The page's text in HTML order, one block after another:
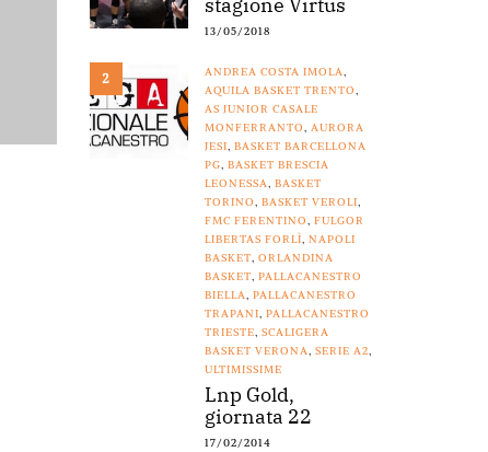
stagione Virtus
13/05/2018
2 ANDREA COSTA IMOLA,
AQUILA BASKET TRENTO,
AS JUNIOR CASALE
MONFERRANTO, AURORA
JESI, BASKET BARCELLONA
PG, BASKET BRESCIA
LEONESSA, BASKET
TORINO, BASKET VEROLI,
FMC FERENTINO, FULGOR
LIBERTAS FORLÌ, NAPOLI
BASKET, ORLANDINA
BASKET, PALLACANESTRO
BIELLA, PALLACANESTRO
TRAPANI, PALLACANESTRO
TRIESTE, SCALIGERA
BASKET VERONA, SERIE A2,
ULTIMISSIME
Lnp Gold,
giornata 22
17/02/2014